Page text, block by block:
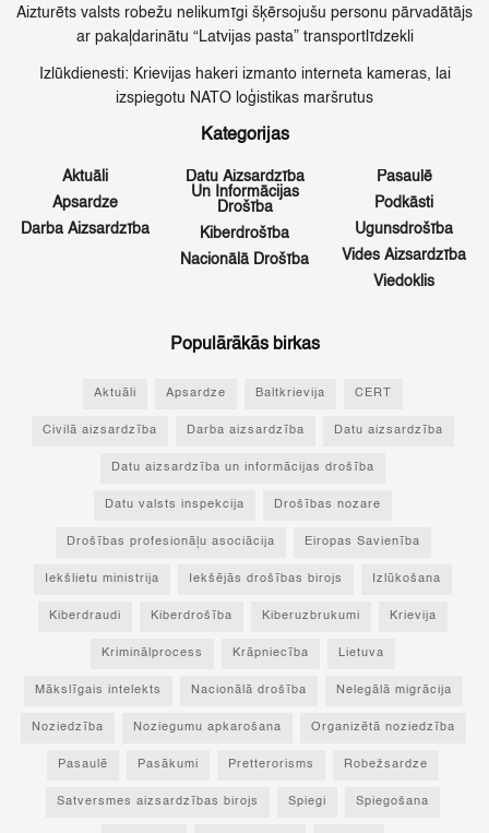
Aizturēts valsts robežu nelikumīgi šķērsojušu personu pārvadātājs
ar pakaļdarinātu “Latvijas pasta” transportlīdzekli
Izlūkdienesti: Krievijas hakeri izmanto interneta kameras, lai
izspiegotu NATO loģistikas maršrutus
Kategorijas
Aktuāli
Apsardze
Darba Aizsardzība
Datu Aizsardzība
Un Informācijas
Drošība
Kiberdrošība
Nacionālā Drošība
Pasaulē
Podkāsti
Ugunsdrošība
Vides Aizsardzība
Viedoklis
Populārākās birkas
Aktuāli Apsardze Baltkrievija CERT
Civilā aizsardzība Darba aizsardzība Datu aizsardzība
Datu aizsardzība un informācijas drošība
Datu valsts inspekcija Drošības nozare
Drošības profesionāļu asociācija Eiropas Savienība
Iekšlietu ministrija Iekšējās drošības birojs Izlūkošana
Kiberdraudi Kiberdrošība Kiberuzbrukumi Krievija
Kriminālprocess Krāpniecība Lietuva
Mākslīgais intelekts Nacionālā drošība Nelegālā migrācija
Noziedzība Noziegumu apkarošana Organizētā noziedzība
Pasaulē Pasākumi Pretterorisms Robežsardze
Satversmes aizsardzības birojs Spiegi Spiegošana